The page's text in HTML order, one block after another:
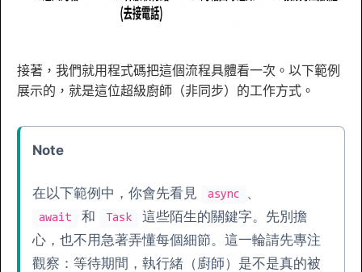
接著，我們就用程式碼把這個流程具體看一次。以下範例
展示的，就是這位超級廚師（非同步）的工作方式。
Note
在以下範例中，你會先看見 async 、
await 和 Task
這些陌生的關鍵字。先別擔
心，也不用急著弄懂每個細節。這一輪請先專注
觀察：等待期間，執行緒（廚師）是不是真的被